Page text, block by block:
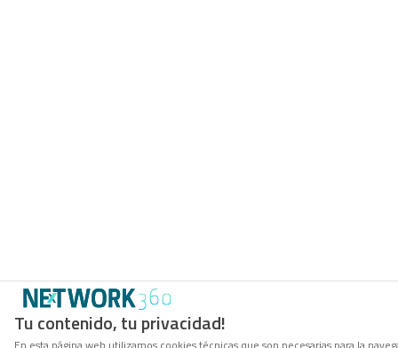
Tu contenido, tu privacidad!